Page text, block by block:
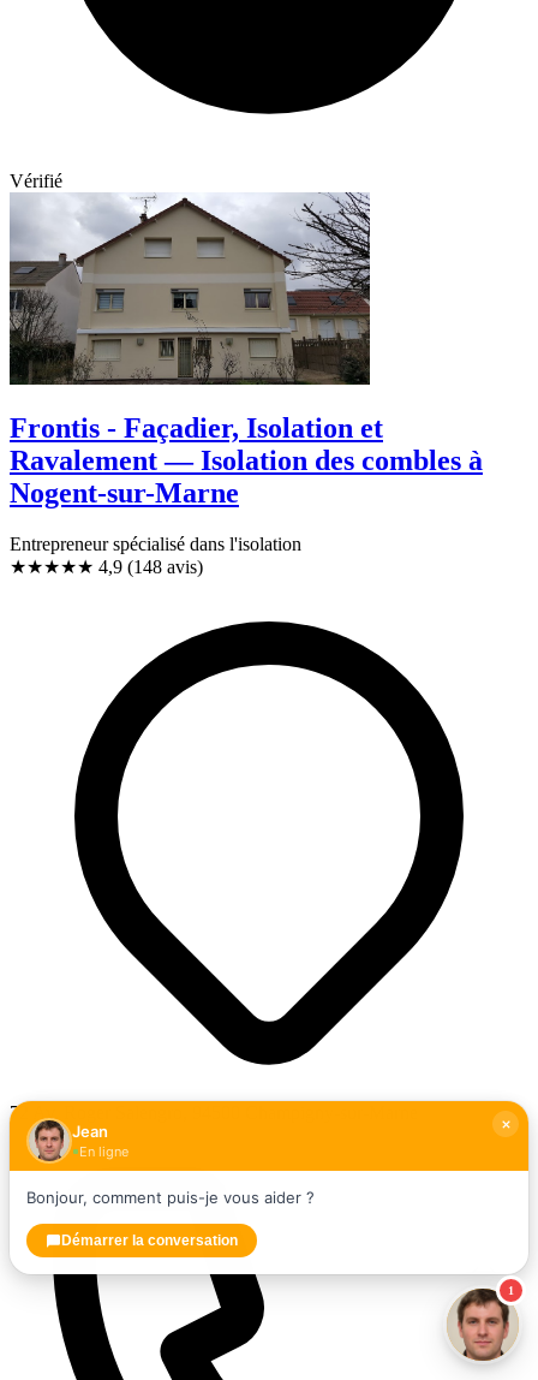
Vérifié
Frontis - Façadier, Isolation et
Ravalement — Isolation des combles à
Nogent-sur-Marne
Entrepreneur spécialisé dans l'isolation
★★★★★ 4,9 (148 avis)
72 Av. Roger Salengro, 94500 Champigny-sur-Marne
1
Jean
En ligne
Bonjour, comment puis-je vous aider ?
Démarrer la conversation